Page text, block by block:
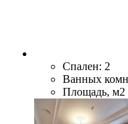
Спален: 2
Ванных
Площадь, м2